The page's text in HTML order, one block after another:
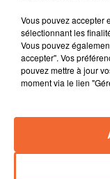
- Reportage
plantation de
- Les musées de
vacances...
Vous pouvez accepter
sélectionnant les
Vous pouvez
accepter". Vos
pouvez mettre à jour
moment via le lien